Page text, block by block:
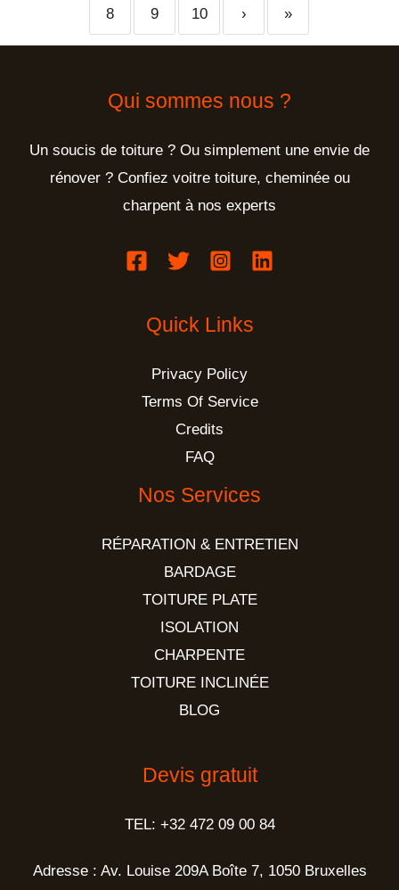
8 9 10 › »
Qui sommes nous ?
Un soucis de toiture ? Ou simplement une envie de
rénover ? Confiez voitre toiture, cheminée ou
charpent à nos experts
Quick Links
Privacy Policy
Terms Of Service
Credits
FAQ
Nos Services
RÉPARATION & ENTRETIEN
BARDAGE
TOITURE PLATE
ISOLATION
CHARPENTE
TOITURE INCLINÉE
BLOG
Devis gratuit
TEL: +32 472 09 00 84
Adresse : Av. Louise 209A Boîte 7, 1050 Bruxelles